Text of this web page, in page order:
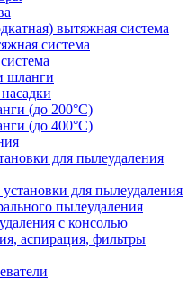
вытяжная система
система
шланги
(до 200°C)
(до 400°C)
для пылеудаления
для пылеудаления
пылеудаления
с консолью
аспирация, фильтры